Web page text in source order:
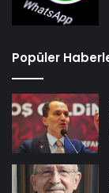
Popüler